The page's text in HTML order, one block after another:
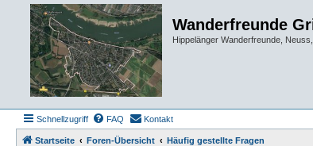
Wanderfreunde
Hippelänger Wanderfreunde,
Schnellzugriff FAQ Kontakt
Startseite Foren-Übersicht
Häufig gestellte Fragen